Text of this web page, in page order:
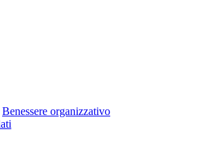
Benessere organizzativo